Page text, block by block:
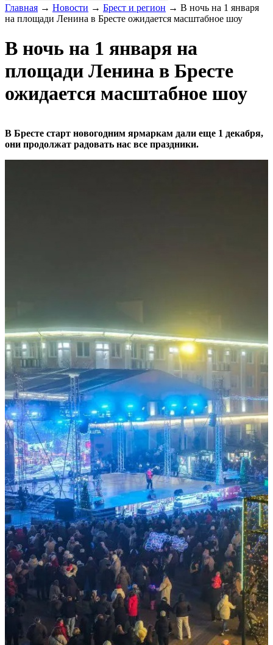
Главная → Новости → Брест и регион → В ночь на 1 января
на площади Ленина в Бресте ожидается масштабное шоу
В ночь на 1 января на
площади Ленина в Бресте
ожидается масштабное шоу
В Бресте старт новогодним ярмаркам дали еще 1 декабря,
они продолжат радовать нас все праздники.